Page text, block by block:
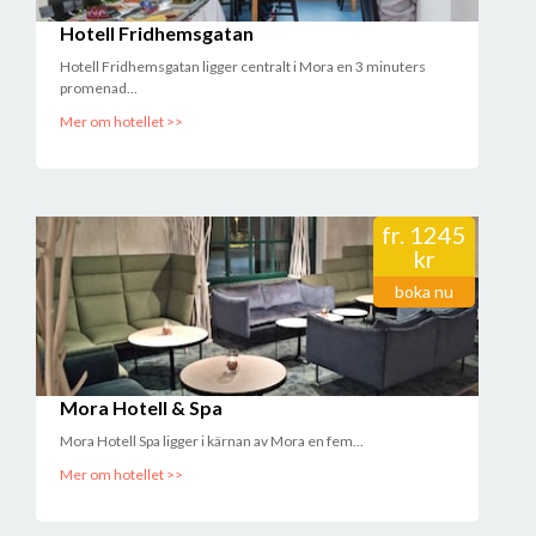
Hotell Fridhemsgatan
Hotell Fridhemsgatan ligger centralt i Mora en 3 minuters
promenad...
Mer om hotellet >>
fr. 1245
kr
boka nu
Mora Hotell & Spa
Mora Hotell Spa ligger i kärnan av Mora en fem...
Mer om hotellet >>